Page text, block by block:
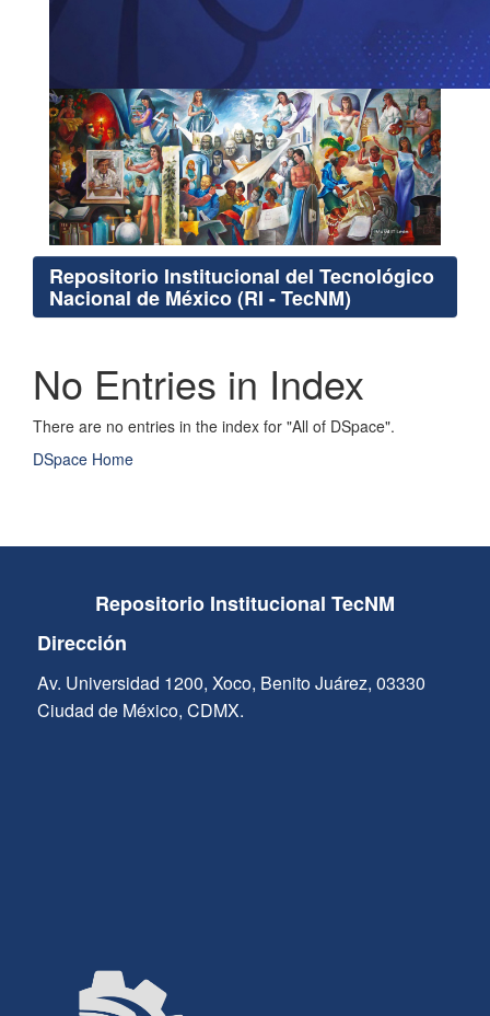
Repositorio Institucional del Tecnológico
Nacional de México (RI - TecNM)
No Entries in Index
There are no entries in the index for "All of DSpace".
DSpace Home
Repositorio Institucional TecNM
Dirección
Av. Universidad 1200, Xoco, Benito Juárez, 03330
Ciudad de México, CDMX.